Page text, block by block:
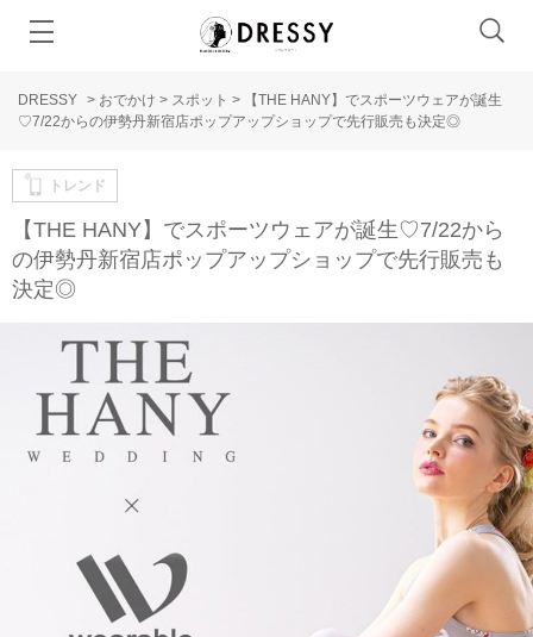
DRESSY > おでかけ > スポット >
【THE HANY】でスポーツウェアが誕生
♡7/22からの伊勢丹新宿店ポップアップショップで先行販売も決定◎
トレンド
【THE HANY】でスポーツウェアが誕生♡7/22から
の伊勢丹新宿店ポップアップショップで先行販売も
決定◎